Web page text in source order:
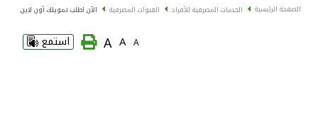
الصفحة الرئيسية الخدمات المصرفية للأفراد القنوات المصرفية الآن اطلب تمويلك أون لاين
A
A
A استمع